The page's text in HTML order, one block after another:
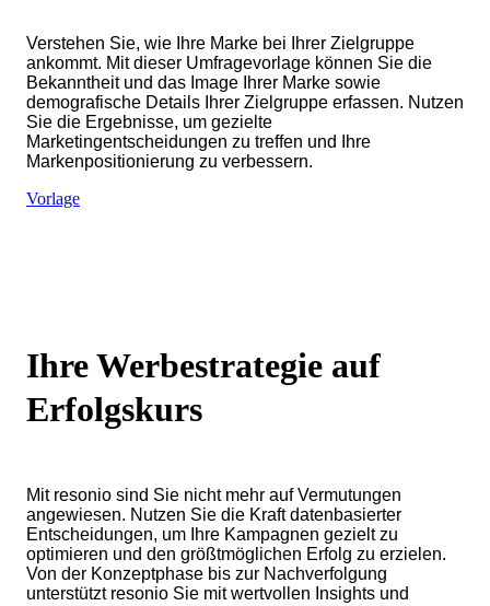
Verstehen Sie, wie Ihre Marke bei Ihrer Zielgruppe
ankommt. Mit dieser Umfragevorlage können Sie die
Bekanntheit und das Image Ihrer Marke sowie
demografische Details Ihrer Zielgruppe erfassen. Nutzen
Sie die Ergebnisse, um gezielte
Marketingentscheidungen zu treffen und Ihre
Markenpositionierung zu verbessern.
Vorlage
Ihre Werbestrategie auf
Erfolgskurs
Mit resonio sind Sie nicht mehr auf Vermutungen
angewiesen. Nutzen Sie die Kraft datenbasierter
Entscheidungen, um Ihre Kampagnen gezielt zu
optimieren und den größtmöglichen Erfolg zu erzielen.
Von der Konzeptphase bis zur Nachverfolgung
unterstützt resonio Sie mit wertvollen Insights und